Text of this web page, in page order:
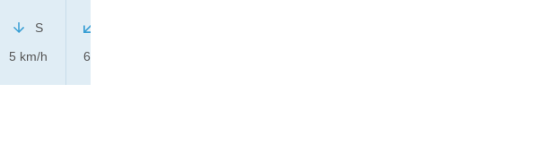
S
5 km/h
6 km/h